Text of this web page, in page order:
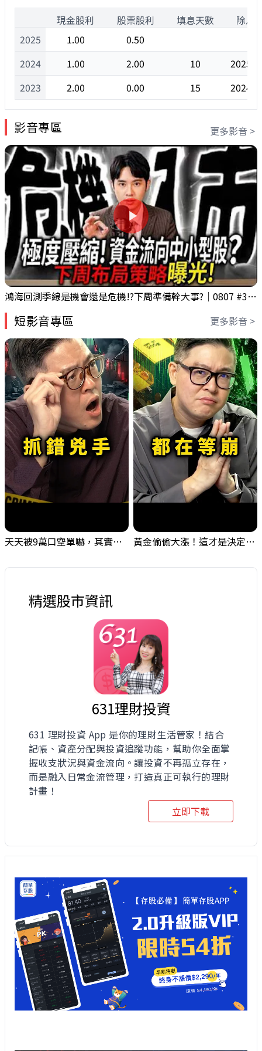
2025
2024
2023
現金股利 股票股利 填息天數
除息
1.00
0.50
1.00
2.00 10
2025/
2.00
0.00 15 2024/
影音專區 更多影音 >
鴻海回測季線是機會還是危機!?下周準備幹大事?｜0807 #3661 #2317 #2317鴻海
短影音專區 更多影音 >
天天被9萬口空單嚇，其實你盯錯地方了｜Mr.Jimmy高志銘 #台股 #外資期貨 #融資 黃金偷偷大漲！這才是決定台股生死的「真風向球」！｜Mr.Jimmy高志銘 #黃金 #美元指數 #聯準會
精選股市資訊
631理財投資
631 理財投資 App 是你的理財生活管家！結合
記帳、資產分配與投資追蹤功能，幫助你全面掌
握收支狀況與資金流向。讓投資不再孤立存在，
而是融入日常金流管理，打造真正可執行的理財
計畫！
立即下載